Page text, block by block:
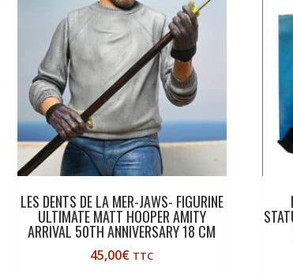
LES DENTS DE LA MER-JAWS- FIGURINE
ULTIMATE MATT HOOPER AMITY
ARRIVAL 50TH ANNIVERSARY 18 CM
45,00€ TTC